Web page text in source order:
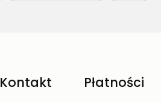
Kontakt Płatności